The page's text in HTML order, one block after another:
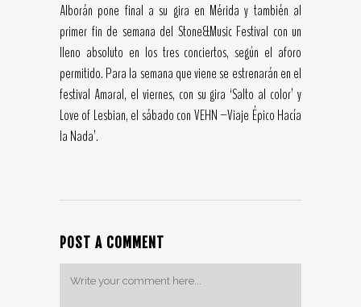
Alborán pone final a su gira en Mérida y también al
primer fin de semana del Stone&Music Festival con un
lleno absoluto en los tres conciertos, según el aforo
permitido. Para la semana que viene se estrenarán en el
festival Amaral, el viernes, con su gira ‘Salto al color’ y
Love of Lesbian, el sábado con VEHN –Viaje Épico Hacía
la Nada’.
POST A COMMENT